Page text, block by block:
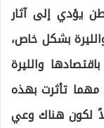
يؤدي إلى آثار
بشكل خاص،
والليرة
مهما تأثرت بهذه
لكون هناك وعي